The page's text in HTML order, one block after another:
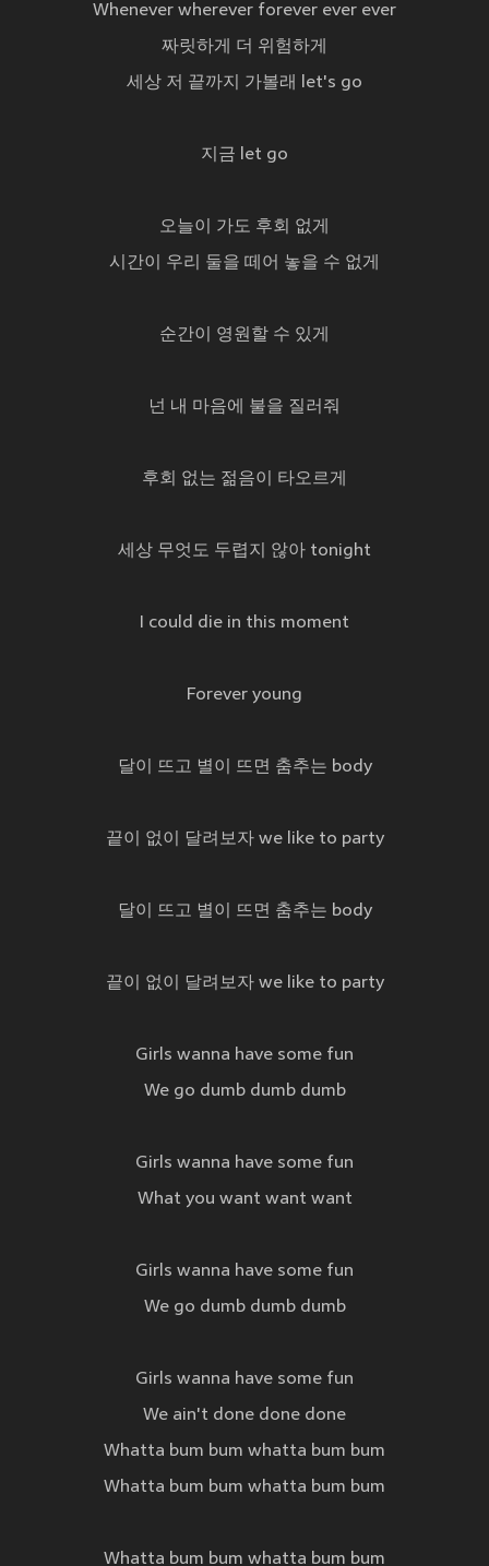
Whenever wherever forever ever ever
짜릿하게 더 위험하게
세상 저 끝까지 가볼래 let's go
지금 let go
오늘이 가도 후회 없게
시간이 우리 둘을 떼어 놓을 수 없게
순간이 영원할 수 있게
넌 내 마음에 불을 질러줘
후회 없는 젊음이 타오르게
세상 무엇도 두렵지 않아 tonight
I could die in this moment
Forever young
달이 뜨고 별이 뜨면 춤추는 body
끝이 없이 달려보자 we like to party
달이 뜨고 별이 뜨면 춤추는 body
끝이 없이 달려보자 we like to party
Girls wanna have some fun
We go dumb dumb dumb
Girls wanna have some fun
What you want want want
Girls wanna have some fun
We go dumb dumb dumb
Girls wanna have some fun
We ain't done done done
Whatta bum bum whatta bum bum
Whatta bum bum whatta bum bum
Whatta bum bum whatta bum bum